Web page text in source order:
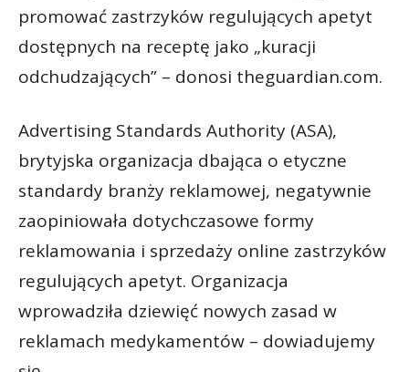
promować zastrzyków regulujących apetyt
dostępnych na receptę jako „kuracji
odchudzających” – donosi theguardian.com.
Advertising Standards Authority (ASA),
brytyjska organizacja dbająca o etyczne
standardy branży reklamowej, negatywnie
zaopiniowała dotychczasowe formy
reklamowania i sprzedaży online zastrzyków
regulujących apetyt. Organizacja
wprowadziła dziewięć nowych zasad w
reklamach medykamentów – dowiadujemy